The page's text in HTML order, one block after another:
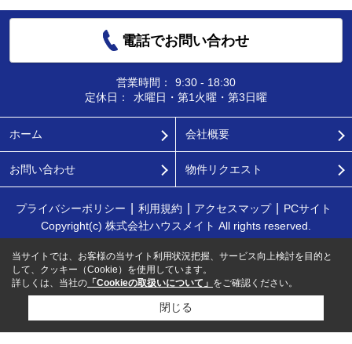
電話でお問い合わせ
営業時間：
9:30 - 18:30
定休日：
水曜日・第1火曜・第3日曜
ホーム 会社概要
お問い合わせ 物件リクエスト
プライバシーポリシー 利用規約 アクセスマップ
PCサイト
Copyright(c) 株式会社ハウスメイト All rights reserved.
当サイトでは、お客様の当サイト利用状況把握、サービス向上検討を目的と
して、クッキー（Cookie）を使用しています。
詳しくは、当社の 「Cookieの取扱いについて」 をご確認ください。
閉じる